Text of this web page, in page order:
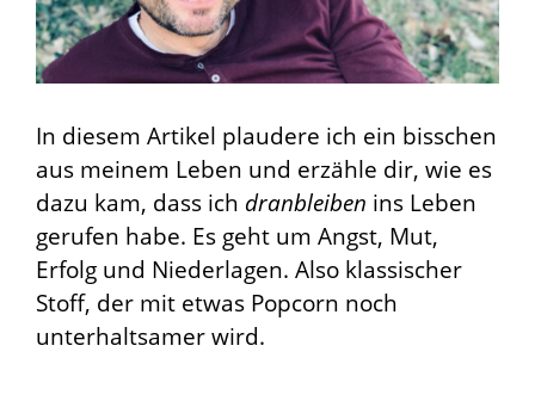
In diesem Artikel plaudere ich ein bisschen
aus meinem Leben und erzähle dir, wie es
dazu kam, dass ich dranbleiben ins Leben
gerufen habe. Es geht um Angst, Mut,
Erfolg und Niederlagen. Also klassischer
Stoff, der mit etwas Popcorn noch
unterhaltsamer wird.